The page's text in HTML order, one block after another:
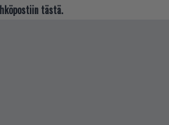
tästä.